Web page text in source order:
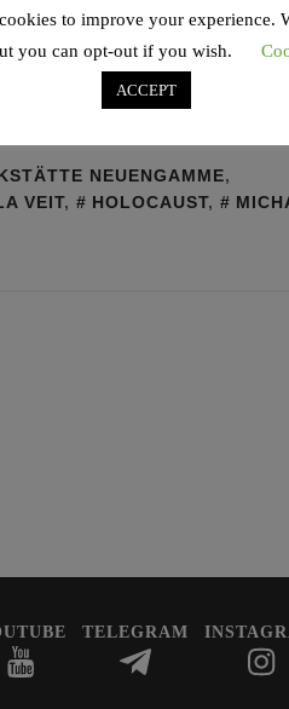
NEUENGAMME,
VEIT, HOLOCAUST,
TELEGRAM
to improve your experience.
you can opt-out if you wish.
ACCEPT